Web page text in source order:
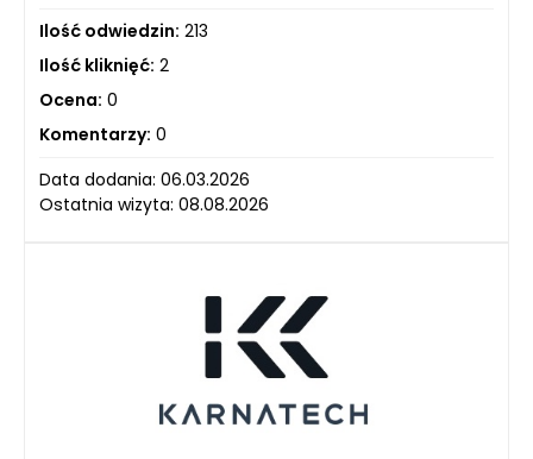
Ilość odwiedzin: 213
Ilość kliknięć: 2
Ocena: 0
Komentarzy: 0
Data dodania: 06.03.2026
Ostatnia wizyta: 08.08.2026